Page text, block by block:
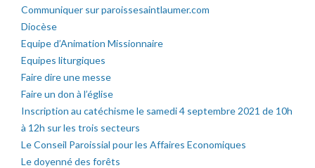
Communiquer sur paroissesaintlaumer.com
Diocèse
Equipe d’Animation Missionnaire
Equipes liturgiques
Faire dire une messe
Faire un don à l’église
Inscription au catéchisme le samedi 4 septembre 2021 de 10h
à 12h sur les trois secteurs
Le Conseil Paroissial pour les Affaires Economiques
Le doyenné des forêts